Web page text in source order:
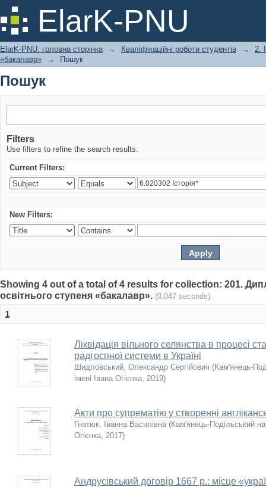
ElarK-PNU
Пошук
ElarK-PNU: головна сторінка → Кваліфікаційні роботи студентів →
2.
«бакалавр»
→ Пошук
Пошук
Filters
Use filters to refine the search results.
Current Filters:
New Filters:
Showing 4 out of a total of 4 results for collection: 201.
освітнього ступеня «бакалавр». (0.047 seconds)
1
Ліквідація вільного селянства в процесі
радгоспної системи в Україні
Шидловський, Олександр Сергійович (Кам'янець-
імені Івана Огієнка, 2019)
Акти про супрематію у створенні
Гнатюк, Іванна Василівна (Кам'янець-Подільський
Огієнка, 2017)
Андрусівський договір 1667 р.: місце